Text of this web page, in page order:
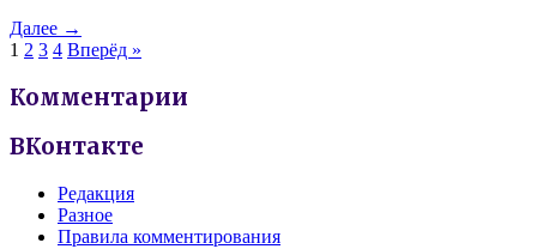
Далее →
1 2 3 4 Вперёд »
Комментарии
ВКонтакте
Редакция
Разное
Правила комментирования